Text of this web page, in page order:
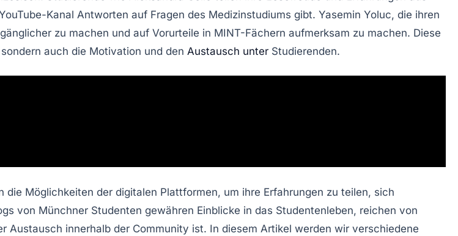
Kanal Antworten auf Fragen des Medizinstudiums gibt. Yasemin Yoluc, die ihren
zu machen und auf Vorurteile in MINT-Fächern aufmerksam zu machen. Diese
sondern auch die Motivation und den Austausch unter Studierenden.
die Möglichkeiten der digitalen Plattformen, um ihre Erfahrungen zu teilen, sich
von Münchner Studenten gewähren Einblicke in das Studentenleben, reichen von
Austausch innerhalb der Community ist. In diesem Artikel werden wir verschiedene